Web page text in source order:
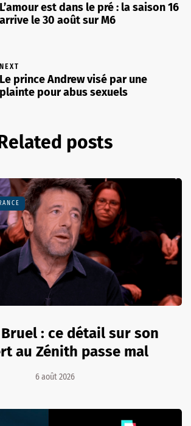
L’amour est dans le pré : la saison 16
arrive le 30 août sur M6
NEXT
Le prince Andrew visé par une
plainte pour abus sexuels
posts
: ce détail sur son
au Zénith passe mal
6 août 2026